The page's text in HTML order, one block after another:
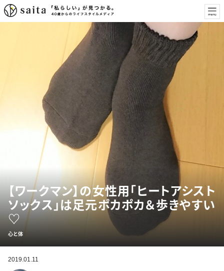
【ワークマン】の女性用「ヒートアシスト
ソックス」は足元ポカポカ＆歩きやすい
♡
心と体
2019.01.11